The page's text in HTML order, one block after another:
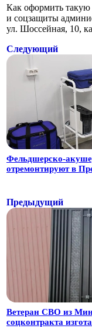
Как оформить такую
и соцзащиты
ул. Шоссейная, 10,
Следующий
Фельдшерско-
отремонтируют в
Предыдущий
Ветеран СВО из
соцконтракта